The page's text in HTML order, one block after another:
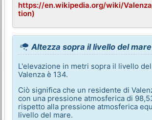
https://en.wikipedia.org/wiki/
tion)
Altezza sopra il livello del
L'elevazione in metri sopra il livello
Valenza è 134.
Ciò significa che un residente di
con una pressione atmosferica di
rispetto alla pressione atmosferica
livello del mare.